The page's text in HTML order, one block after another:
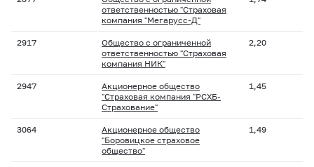
ответственностью "Страховая
компания "Мегарусс-Д"
2917
Общество с ограниченной
ответственностью "Страховая
компания НИК"
2,20
2947
Акционерное общество
"Страховая компания "РСХБ-
Страхование"
1,45
3064
Акционерное общество
"Боровицкое страховое
общество"
1,49